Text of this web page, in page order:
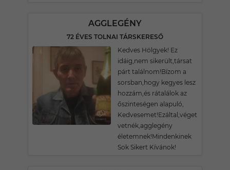
AGGLEGÉNY
72 ÉVES TOLNAI TÁRSKERESŐ
Kedves Hölgyek! Ez
idáig,nem sikerült,társat
párt találnom!Bízom a
sorsban,hogy kegyes lesz
hozzám,és rátalálok az
őszinteségen alapuló,
Kedvesemet!Ezáltal,véget
vetnék,agglegény
életemnek!Mindenkinek
Sok Sikert Kívánok!